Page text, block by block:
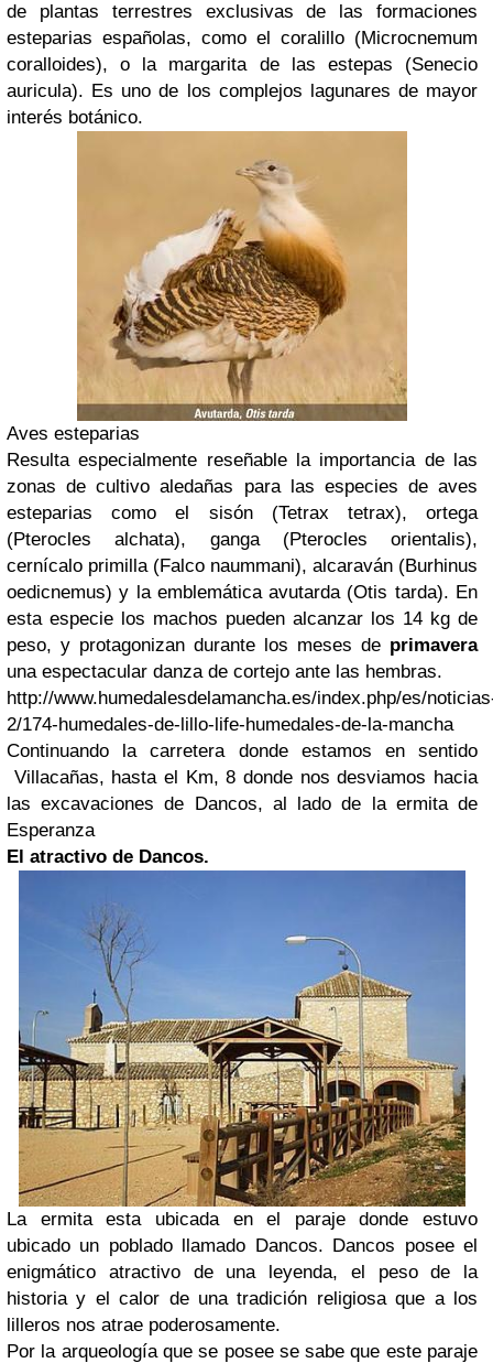
de plantas terrestres exclusivas de las formaciones
esteparias españolas, como el coralillo (Microcnemum
coralloides), o la margarita de las estepas (Senecio
auricula). Es uno de los complejos lagunares de mayor
interés botánico.
Aves esteparias
Resulta especialmente reseñable la importancia de las
zonas de cultivo aledañas para las especies de aves
esteparias como el sisón (Tetrax tetrax), ortega
(Pterocles alchata), ganga (Pterocles orientalis),
cernícalo primilla (Falco naummani), alcaraván (Burhinus
oedicnemus) y la emblemática avutarda (Otis tarda). En
esta especie los machos pueden alcanzar los 14 kg de
peso, y protagonizan durante los meses de primavera
una espectacular danza de cortejo ante las hembras.
http://www.humedalesdelamancha.es/index.php/es/
2/174-humedales-de-lillo-life-humedales-de-la-mancha
Continuando la carretera donde estamos en sentido
Villacañas, hasta el Km, 8 donde nos desviamos hacia
las excavaciones de Dancos, al lado de la ermita de
Esperanza
El atractivo de Dancos.
La ermita esta ubicada en el paraje donde estuvo
ubicado un poblado llamado Dancos. Dancos posee el
enigmático atractivo de una leyenda, el peso de la
historia y el calor de una tradición religiosa que a los
lilleros nos atrae poderosamente.
Por la arqueología que se posee se sabe que este paraje